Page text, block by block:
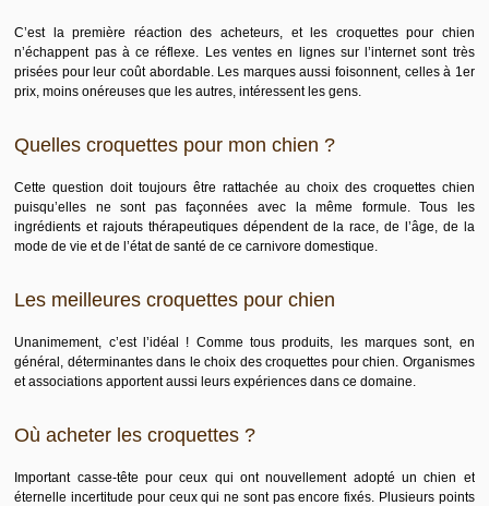
C’est la première réaction des acheteurs, et les croquettes pour chien
n’échappent pas à ce réflexe. Les ventes en lignes sur l’internet sont très
prisées pour leur coût abordable. Les marques aussi foisonnent, celles à 1er
prix, moins onéreuses que les autres, intéressent les gens.
Quelles croquettes pour mon chien ?
Cette question doit toujours être rattachée au choix des croquettes chien
puisqu’elles ne sont pas façonnées avec la même formule. Tous les
ingrédients et rajouts thérapeutiques dépendent de la race, de l’âge, de la
mode de vie et de l’état de santé de ce carnivore domestique.
Les meilleures croquettes pour chien
Unanimement, c’est l’idéal ! Comme tous produits, les marques sont, en
général, déterminantes dans le choix des croquettes pour chien. Organismes
et associations apportent aussi leurs expériences dans ce domaine.
Où acheter les croquettes ?
Important casse-tête pour ceux qui ont nouvellement adopté un chien et
éternelle incertitude pour ceux qui ne sont pas encore fixés. Plusieurs points